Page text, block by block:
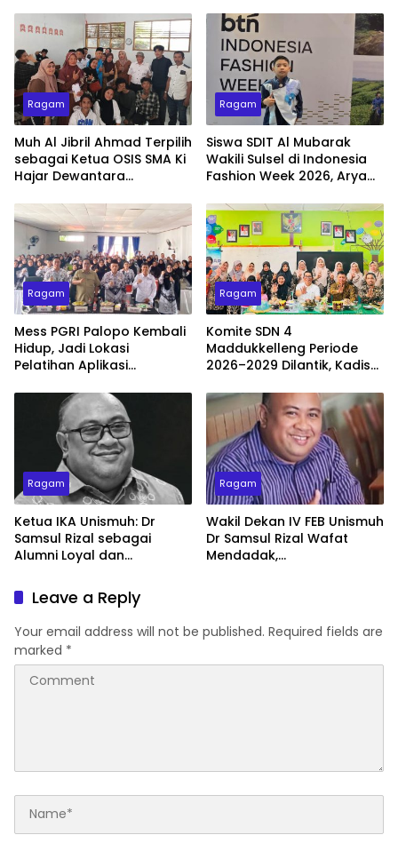
Ragam
Muh Al Jibril Ahmad Terpilih
sebagai Ketua OSIS SMA Ki
Hajar Dewantara
Ragam
Siswa SDIT Al Mubarak
Wakili Sulsel di Indonesia
Fashion Week 2026, Arya
dengan Busana Ulos
Simetria
Ragam
Mess PGRI Palopo Kembali
Hidup, Jadi Lokasi
Pelatihan Aplikasi
Ragam
Komite SDN 4
Maddukkelleng Periode
2026–2029 Dilantik, Kadis
Sinergi Tiga Pusat
Pendidikan
Ragam
Ketua IKA Unismuh: Dr
Samsul Rizal sebagai
Alumni Loyal dan
Ragam
Wakil Dekan IV FEB Unismuh
Dr Samsul Rizal Wafat
Mendadak,
Leave a Reply
Your email address will not be published. Required fields are
marked *